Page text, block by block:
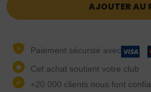
AJOUTER AU
Paiement sécurisé avec
Cet achat soutient votre club
+20 000 clients nous font